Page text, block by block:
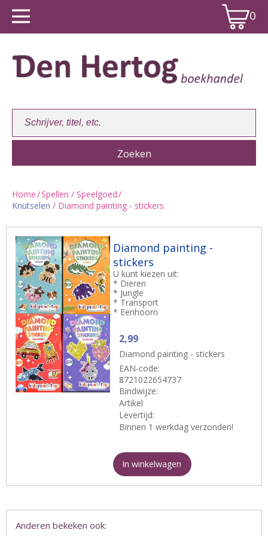
0
Home/Spellen / Speelgoed/
Knutselen / Diamond painting - stickers
Diamond painting -
stickers
U kunt kiezen uit:
* Dieren
* Jungle
* Transport
* Eenhoorn
2,99
Diamond painting - stickers
EAN-code:
8721022654737
Bindwijze:
Artikel
Levertijd:
Binnen 1 werkdag verzonden!
In winkelwagen
Anderen bekeken ook: